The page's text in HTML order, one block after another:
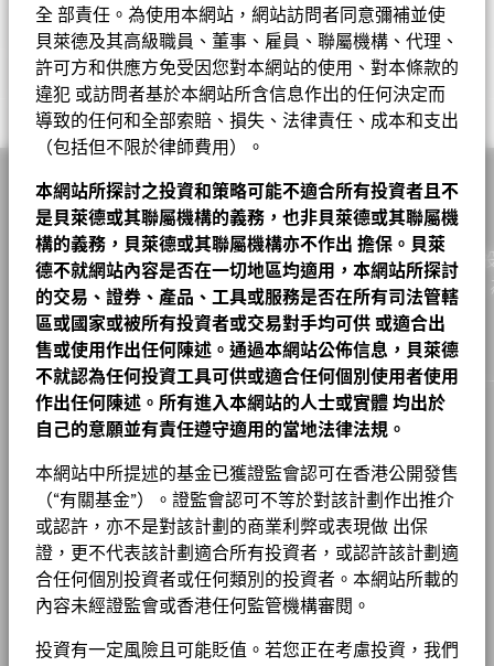
全 部責任。為使用本網站，網站訪問者同意彌補並使
貝萊德及其高級職員、董事、雇員、聯屬機構、代理、
許可方和供應方免受因您對本網站的使用、對本條款的
違犯 或訪問者基於本網站所含信息作出的任何決定而
導致的任何和全部索賠、損失、法律責任、成本和支出
（包括但不限於律師費用）。
本網站所探討之投資和策略可能不適合所有投資者且不
是貝萊德或其聯屬機構的義務，也非貝萊德或其聯屬機
構的義務，貝萊德或其聯屬機構亦不作出 擔保。貝萊
德不就網站內容是否在一切地區均適用，本網站所探討
的交易、證券、產品、工具或服務是否在所有司法管轄
區或國家或被所有投資者或交易對手均可供 或適合出
售或使用作出任何陳述。通過本網站公佈信息，貝萊德
不就認為任何投資工具可供或適合任何個別使用者使用
作出任何陳述。所有進入本網站的人士或實體 均出於
自己的意願並有責任遵守適用的當地法律法規。
本網站中所提述的基金已獲證監會認可在香港公開發售
（“有關基金”）。證監會認可不等於對該計劃作出推介
或認許，亦不是對該計劃的商業利弊或表現做 出保
證，更不代表該計劃適合所有投資者，或認許該計劃適
合任何個別投資者或任何類別的投資者。本網站所載的
內容未經證監會或香港任何監管機構審閱。
投資有一定風險且可能貶值。若您正在考慮投資，我們
Chart
Bar chart with 2 data series.
The chart has 1 X axis displaying categories.
The chart has 1 Y axis displaying Values. Range: -10 to 20.
Values
2016201720182019202020212022202320242025
-10
-5
0
5
10
15
20
End of interactive chart.
2016 2017 2018 2019 2020 2021 2022
年
度
回
(%)
首次認購費
5.00%
ISIN
LU1791177113
表現費
0.00%
最低其後投資額
註冊地點
盧森堡
管理公司
BlackRock (Luxembourg) S.A.
交易結算日
交易日 + 3 日
彭博代號
BGELCA2
香港證監會認可ESG基金
否
股份成立日期
2018年3月28日
貨幣(本地)
資產類別
定息收益
SFDR分類
其他
管理費
1.00%
管理費 (部分基金/股份類別包括
分銷費)
1.00%
最低首次投資額 USD 5000
修訂存續期
截至 2026年6月30日
5.65 yrs
有效存續期
截至 2026年6月30日
5.69
WAL to Worst
截至 2026年6月30日
7.50
三年標準差
截至 2026年7月31日
6.56%
到期收益率
截至 2026年6月30日
8.52
最差收益率
截至 2026年6月30日
8.52
加權平均到期日
截至 2026年6月30日
7.50
BRAZIL FEDERATIVE REPUBLIC OF (GOV 10
01/01/2029
3.62
POLAND (REPUBLIC OF) 4.5 01/25/2031
2.93
BRAZIL FEDERATIVE REPUBLIC OF (GOV 10
01/01/2031
PERU (REPUBLIC OF) 5.4 08/12/2034
2.29
POLAND (REPUBLIC OF) 5 10/25/2035
1.99
COLOMBIA (REPUBLIC OF) 7 03/26/2031
1.92
MEXICO (UNITED MEXICAN STATES) (GO 8.5
02/28/2030
1.89
SOUTH AFRICA (REPUBLIC OF) 8.5 01/31/2037
1.78
POLAND (REPUBLIC OF) 5 10/25/2034
MEXICO (UNITED MEXICAN STATES) (GO 8
04/15/2032
1.56
基金以主動方式管理，而其成分將會變動。所示持倉僅供說明用
途，不應視作買賣有關證券的建議。基金細節、持倉和特色均截至
投資或會更改
截至 2026年6月30日
比重（%）
投資分佈 基金 基準
Net
本地貨幣企業
4.61 0.00
4.61
現金及衍生產品
3.78 0.00
3.78
對外政府債務
2.41 0.00
2.41
其他
0.92 0.82
0.10
強勢貨幣企業
0.01 0.00 0.01
負比重可能是因特定情況（包括基金購入證券的交易和結算日時
差）及／或為增加或減少市場風險及／或風險管理而利用若干金融
工具（包括衍生工具）所致。投資分佈或會更改。 由於四捨五
入，總額可能不等於100%。
股份類別 貨幣 淨值 變動 變動(%)
資產淨值截至
A1
USD 3.15 0.00 0.00
2026年8月6日
EUR 2.73 0.00
A2
CZK 604.66 1.25 0.21
2026年8月6日
A2
EUR 24.95 -0.01 -0.04
2026年8月6日
A2
CHF 23.30 0.02 0.09
2026年8月6日
A2
USD 28.80 -0.01 -0.03
2026年8月6日
A2 對沖股份
SEK 91.82 -0.04 -0.04
2026年8月6日
A2 對沖股份
EUR 7.80 -0.01 -0.13
2026年8月6日
A2 對沖股份
CHF 7.05 -0.01 -0.14 2026年8月6日
1 至 10 全部: 43 Previous
1 2 3 4 5
除特別註明外，所有資料截至月底。
基金經理
Michal Wozniak
ESG 整合
ESG 整合
貝萊德在其投資過程中考量許多投資風險。出於為我們的客戶尋求
風險調整後的最佳回報，我們管理可能影響投資組合的重大風險和
機會，包括財務上重大的環境、社會和/或治理（ESG）數據或資
料（如有）。請參閱我們的《貝萊德ESG整合聲明》，以了解有關
此方法的更多資料，並參閱基金文件，以了解這些重大風險如何在
本産品中被考慮（如適用）。
相關文件
貝萊德新興市場本地貨幣債券基金 A2 捷克克朗
基金
基金章程
貝萊德全球基金 – 基⾦產品資料概要
貝萊德新興市場本地貨幣債券基金產品資料概要
BGF股息組成資料 (每月)
貝萊德全球基金 - 最新每季派息
作為一家全球投資管理公司及客戶的信託人，貝萊德致力為
實現財務幸福。自1999年以來，我們憑藉領先的金融科技，
戶提供理想的解決方案以協助他們達成其重要投資目標。
集團
工作機會
新聞中心
投資者關係
法律通知
條款及細則